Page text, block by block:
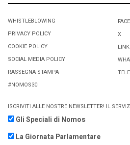
WHISTLEBLOWING
PRIVACY POLICY
COOKIE POLICY
SOCIAL MEDIA POLICY
RASSEGNA STAMPA
#NOMOS30
X
ISCRIVITI ALLE NOSTRE NEWSLETTER! IL
Gli Speciali di Nomos
La Giornata Parlamentare